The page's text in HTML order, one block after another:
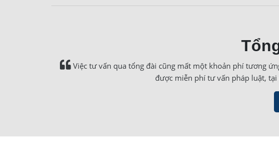
Việc tư vấn qua tổng đài cũng mất một khoản phí tương
được miễn phí tư vấn pháp luật,